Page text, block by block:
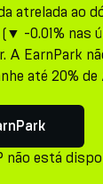
atrelada ao
(▼ -0.01% nas
A EarnPark
até 20% de
não está